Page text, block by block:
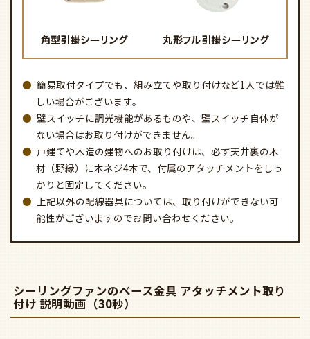
簡易取付タイプでも、組み立てや取り付けなど1人では難
しい場合がございます。
壁スイッチに調光機能があるものや、壁スイッチ自体が
ない場合はお取り付けができません。
戸建てや木造の建物へのお取り付けは、必ず天井裏の木
材（野縁）に木ネジ4本で、付属のアタッチメントをしっ
かりと固定してください。
上記以外の配線器具については、取り付けができない可
能性がございますのでお問い合わせください。
シーリングファンのベース金具 アタッチメント取り
付け 説明動画（30秒）